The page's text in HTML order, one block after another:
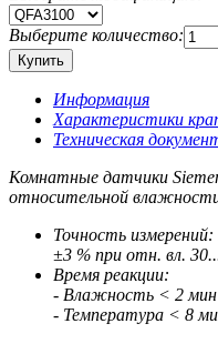
Выберите количество:
Информация
Характеристики
Техническая
Комнатные датчики
относительной
Точность
±3 % при отн. вл.
Время реакции:
- Влажность < 2 мин
- Температура < 8